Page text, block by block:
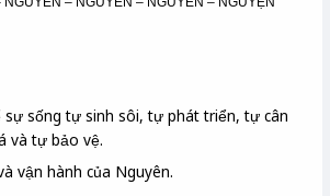
sự sống tự sinh sôi, tự phát triển, tự cân
và tự bảo vệ.
vận hành của Nguyên.